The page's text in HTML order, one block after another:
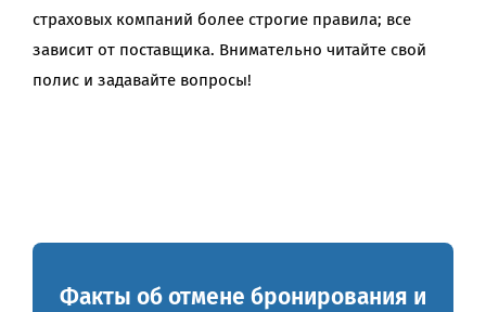
страховых компаний более строгие правила; все
зависит от поставщика. Внимательно читайте свой
полис и задавайте вопросы!
Факты об отмене бронирования и